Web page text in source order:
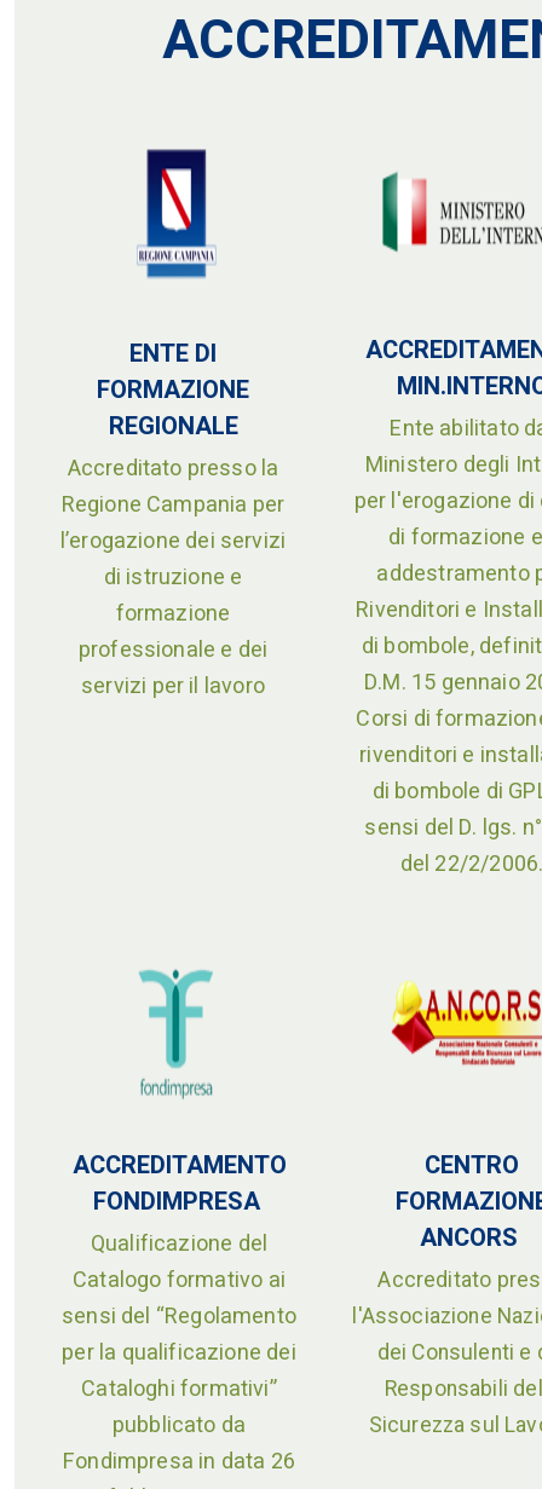
Ente abilitato
Ministero degli
per l'erogazione
di formazione
addestramento
Rivenditori e
di bombole,
D.M. 15 gennaio
Corsi di
rivenditori e
di bombole di
sensi del D. lgs.
del 22/2/
ENTE DI
FORMAZIONE
REGIONALE
Accreditato presso la
Regione Campania per
l’erogazione dei servizi
di istruzione e
formazione
professionale e dei
servizi per il lavoro
ACCREDITAMENTO
FONDIMPRESA
Qualificazione del
Catalogo formativo ai
sensi del “Regolamento
per la qualificazione dei
Cataloghi formativi”
pubblicato da
Fondimpresa in data 26
CENTRO
ANCORS
Accreditato
l'Associazione
dei Consulenti e
Responsabili
Sicurezza sul